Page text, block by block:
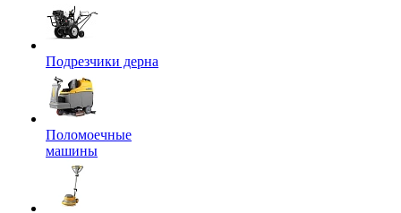
Подрезчики дерна
Поломоечные
машины